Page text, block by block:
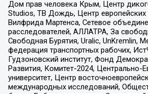
Дом прав человека Крым, Центр
Studios, ТВ Дождь, Центр европейских
Вилфрида Мартенса, Сетевое
расследователей, АЛЛАТРА, За
Свободная Бурятия, Uralic, UnKremlin,
федерация транспортных рабочих,
Гудзоновский институт, Фонд
Развития, Комитет-2024, Центрально-
университет, Центр
международных исследований,